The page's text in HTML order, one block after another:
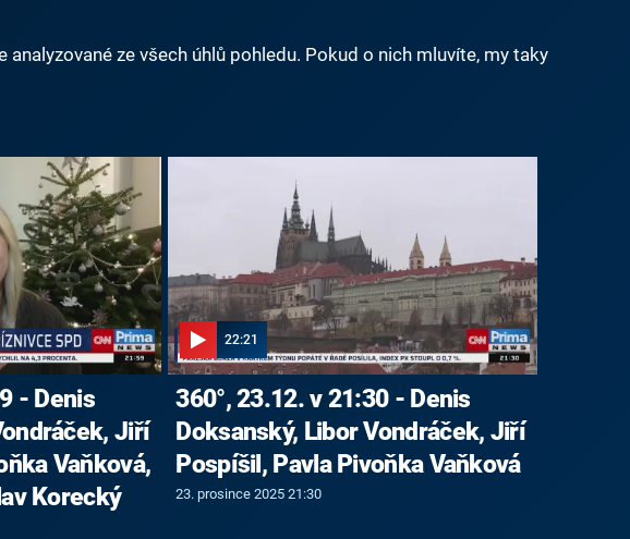
ze všech úhlů pohledu. Pokud o nich mluvíte, my taky
- Denis
Jiří
Vaňková,
Korecký
22:21
360°, 23.12. v 21:30 - Denis
Doksanský, Libor Vondráček, Jiří
Pospíšil, Pavla Pivoňka Vaňková
23. prosince 2025 21:30